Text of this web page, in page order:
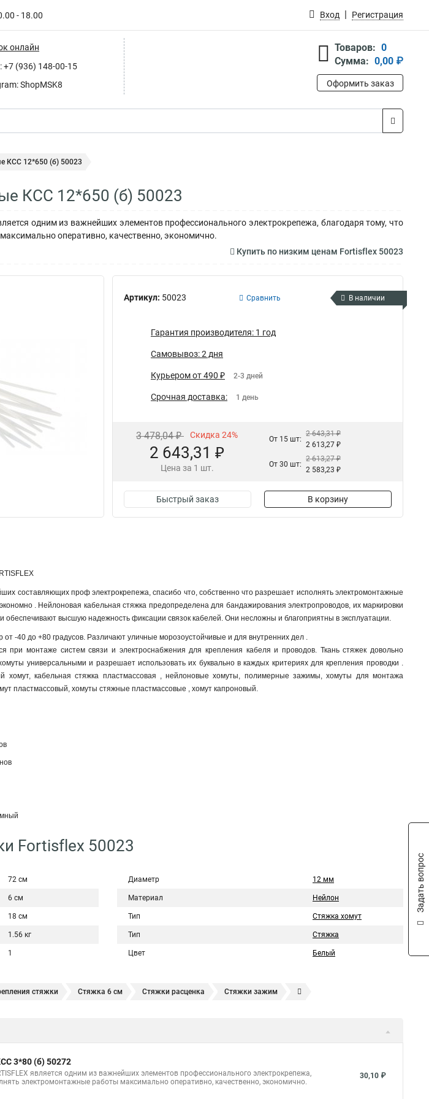
- 18.00 Вход Регистрация
онлайн
+7 (936) 148-00-15
ShopMSK8
Товаров: 0
Сумма: 0,00 ₽
Оформить заказ
КСС 12*650 (б) 50023
КСС 12*650 (б) 50023
одним из важнейших элементов профессионального электрокрепежа, благодаря тому, что
оперативно, качественно, экономично.
Купить по низким ценам Fortisflex 50023
Артикул: 50023 Сравнить В наличии
Гарантия производителя: 1 год
Самовывоз: 2 дня
Курьером от 490 ₽ 2-3 дней
Срочная доставка: 1 день
3 478,04 ₽ Скидка 24%
2 643,31 ₽
Цена за 1 шт.
От 15 шт:
2 643,31 ₽
2 613,27 ₽
От 30 шт:
2 613,27 ₽
2 583,23 ₽
Быстрый заказ В корзину
составляющих проф электрокрепежа, спасибо что, собственно что разрешает исполнять электромонтажные
. Нейлоновая кабельная стяжка предопределена для бандажирования электропроводов, их маркировки
обеспечивают высшую надежность фиксации связок кабелей. Они несложны и благоприятны в эксплуатации.
-40 до +80 градусов. Различают уличные морозоустойчивые и для внутренних дел .
монтаже систем связи и электроснабжения для крепления кабеля и проводов. Ткань стяжек довольно
универсальными и разрешает использовать их буквально в каждых критериях для крепления проводки .
хомут, кабельная стяжка пластмассовая , нейлоновые хомуты, полимерные зажимы, хомуты для монтажа
пластмассовый, хомуты стяжные пластмассовые , хомут капроновый.
Fortisflex 50023
72 см
6 см
18 см
1.56 кг
1
Диаметр 12 мм
Материал Нейлон
Тип Стяжка хомут
Тип Стяжка
Цвет Белый
стяжки Стяжка 6 см Стяжки расценка Стяжки зажим
Хомуты стяжки нейлон Хомуты стяжки труба Стяжки маркеры
3*80 (б) 50272
является одним из важнейших элементов профессионального электрокрепежа,
электромонтажные работы максимально оперативно, качественно, экономично.
30,10 ₽
Задать вопрос